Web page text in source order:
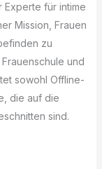
Experte für intime
Mission, Frauen
zu
und
sowohl Offline-
die auf die
sind.